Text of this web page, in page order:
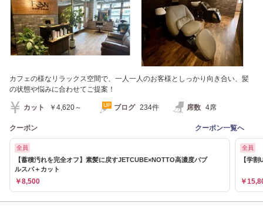
カフェの様なリラックス空間で、一人一人のお客様としっかり向き合い、髪
の状態や悩みに合わせてご提案！
カット ￥4,620～ ブログ 234件 席数 4席
クーポン クーポン一覧へ
全員
【蓄積汚れを完全オフ】素髪に戻すJETCUBE×NOTTO高濃度バブ
ルスパ＋カット
￥8,500
全員
【学
￥